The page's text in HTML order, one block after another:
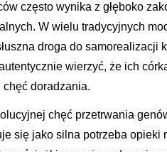
często wynika z głęboko
W wielu tradycyjnych
droga do samorealizacji
wierzyć, że ich
chęć doradzania.
chęć przetrwania
się jako silna potrzeba opieki